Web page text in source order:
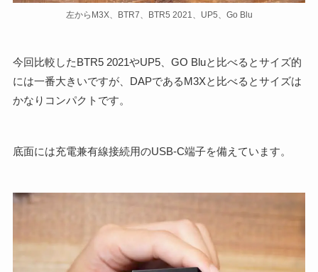
左からM3X、BTR7、BTR5 2021、UP5、Go Blu
今回比較したBTR5 2021やUP5、GO Bluと比べるとサイズ的
には一番大きいですが、DAPであるM3Xと比べるとサイズは
かなりコンパクトです。
底面には充電兼有線接続用のUSB-C端子を備えています。